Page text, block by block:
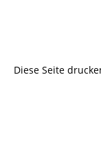
Diese Seite